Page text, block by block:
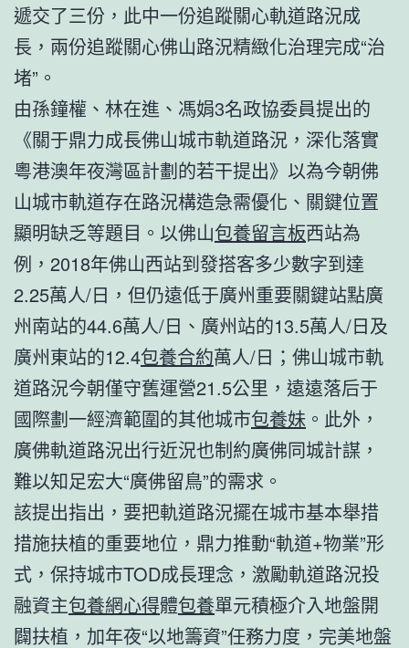
遞交了三份，此中一份追蹤關心軌道路況成
長，兩份追蹤關心佛山路況精緻化治理完成“治
堵”。
由孫鐘權、林在進、馮娟3名政協委員提出的
《關于鼎力成長佛山城市軌道路況，深化落實
粵港澳年夜灣區計劃的若干提出》以為今朝佛
山城市軌道存在路況構造急需優化、關鍵位置
顯明缺乏等題目。以佛山包養留言板西站為
例，2018年佛山西站到發搭客多少數字到達
2.25萬人/日，但仍遠低于廣州重要關鍵站點廣
州南站的44.6萬人/日、廣州站的13.5萬人/日及
廣州東站的12.4包養合約萬人/日；佛山城市軌
道路況今朝僅守舊運營21.5公里，遠遠落后于
國際劃一經濟範圍的其他城市包養妹 。此外，
廣佛軌道路況出行近況也制約廣佛同城計謀，
難以知足宏大“廣佛留鳥”的需求。
該提出指出，要把軌道路況擺在城市基本舉措
措施扶植的重要地位，鼎力推動“軌道+物業”形
式，保持城市TOD成長理念，激勵軌道路況投
融資主包養網心得體包養單元積極介入地盤開
闢扶植，加年夜“以地籌資”任務力度，完美地盤